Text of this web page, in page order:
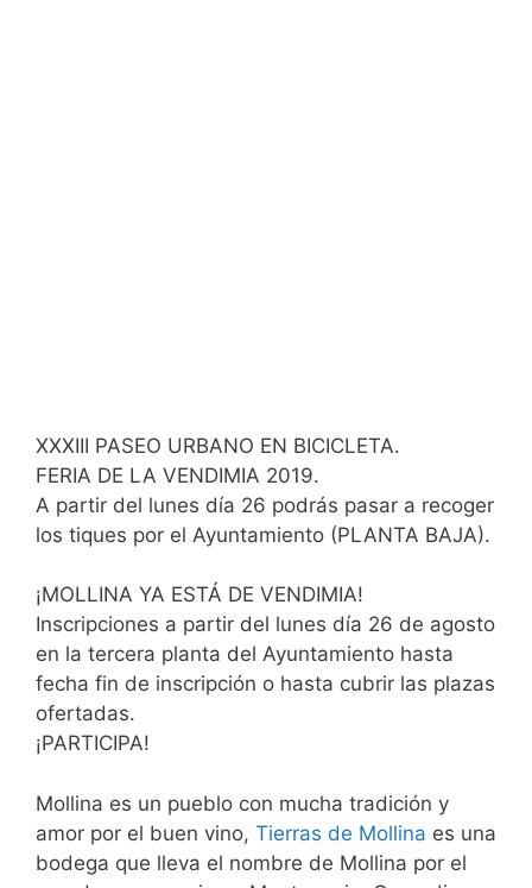
XXXIII PASEO URBANO EN BICICLETA.
FERIA DE LA VENDIMIA 2019.
A partir del lunes día 26 podrás pasar a recoger
los tiques por el Ayuntamiento (PLANTA BAJA).
¡MOLLINA YA ESTÁ DE VENDIMIA!
Inscripciones a partir del lunes día 26 de agosto
en la tercera planta del Ayuntamiento hasta
fecha fin de inscripción o hasta cubrir las plazas
ofertadas.
¡PARTICIPA!
Mollina es un pueblo con mucha tradición y
amor por el buen vino, Tierras de Mollina es una
bodega que lleva el nombre de Mollina por el